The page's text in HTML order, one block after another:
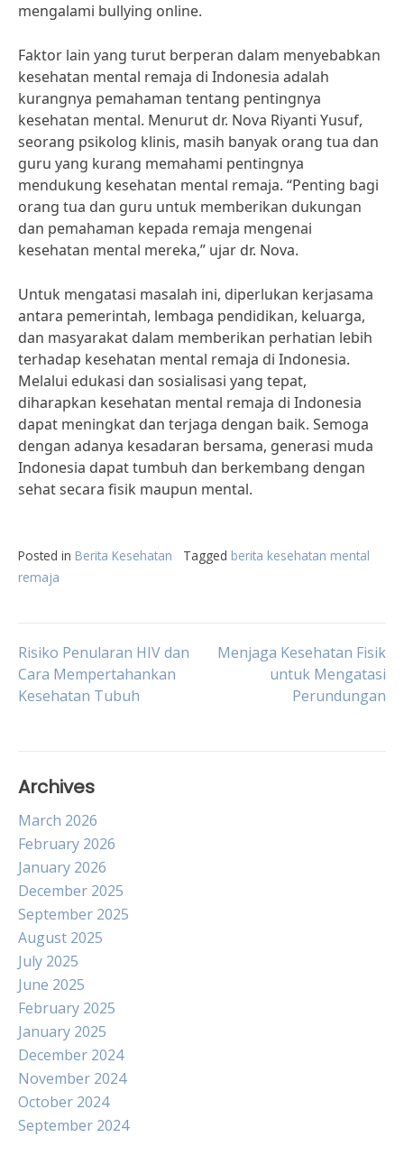
mengalami bullying online.
Faktor lain yang turut berperan dalam menyebabkan
kesehatan mental remaja di Indonesia adalah
kurangnya pemahaman tentang pentingnya
kesehatan mental. Menurut dr. Nova Riyanti Yusuf,
seorang psikolog klinis, masih banyak orang tua dan
guru yang kurang memahami pentingnya
mendukung kesehatan mental remaja. “Penting bagi
orang tua dan guru untuk memberikan dukungan
dan pemahaman kepada remaja mengenai
kesehatan mental mereka,” ujar dr. Nova.
Untuk mengatasi masalah ini, diperlukan kerjasama
antara pemerintah, lembaga pendidikan, keluarga,
dan masyarakat dalam memberikan perhatian lebih
terhadap kesehatan mental remaja di Indonesia.
Melalui edukasi dan sosialisasi yang tepat,
diharapkan kesehatan mental remaja di Indonesia
dapat meningkat dan terjaga dengan baik. Semoga
dengan adanya kesadaran bersama, generasi muda
Indonesia dapat tumbuh dan berkembang dengan
sehat secara fisik maupun mental.
Posted in Berita Kesehatan Tagged berita kesehatan mental
remaja
Post
navigation
Risiko Penularan HIV dan
Cara Mempertahankan
Kesehatan Tubuh
Menjaga Kesehatan Fisik
untuk Mengatasi
Perundungan
Archives
March 2026
February 2026
January 2026
December 2025
September 2025
August 2025
July 2025
June 2025
February 2025
January 2025
December 2024
November 2024
October 2024
September 2024